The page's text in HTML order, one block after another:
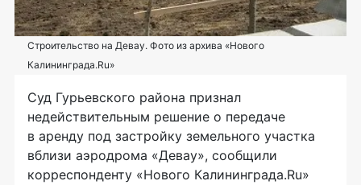
Строительство на Девау. Фото из архива «Нового
Калининграда.Ru»
Суд Гурьевского района признал
недействительным решение о передаче
в аренду под застройку земельного участка
вблизи аэродрома «Девау», сообщили
корреспонденту «Нового Калининграда.Ru»